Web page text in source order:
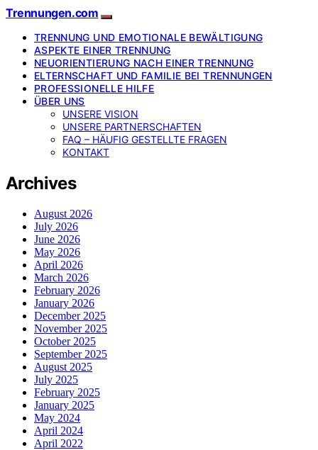
Trennungen.com
TRENNUNG UND EMOTIONALE BEWÄLTIGUNG
ASPEKTE EINER TRENNUNG
NEUORIENTIERUNG NACH EINER TRENNUNG
ELTERNSCHAFT UND FAMILIE BEI TRENNUNGEN
PROFESSIONELLE HILFE
ÜBER UNS
UNSERE VISION
UNSERE PARTNERSCHAFTEN
FAQ – HÄUFIG GESTELLTE FRAGEN
KONTAKT
Archives
August 2026
July 2026
June 2026
May 2026
April 2026
March 2026
February 2026
January 2026
December 2025
November 2025
October 2025
September 2025
August 2025
July 2025
February 2025
January 2025
May 2024
April 2024
April 2022